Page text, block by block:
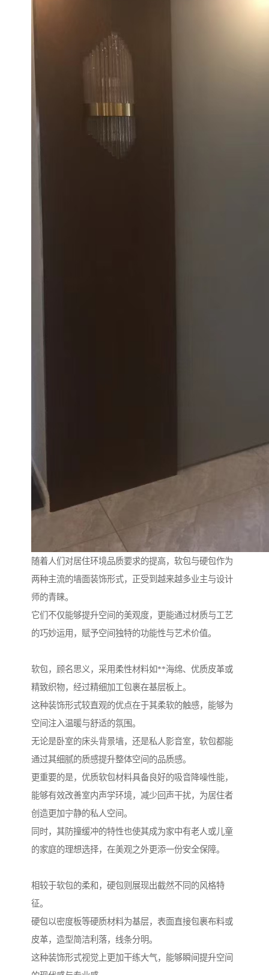
随着人们对居住环境品质要求的提高，软包与硬包作为
两种主流的墙面装饰形式，正受到越来越多业主与设计
师的青睐。
它们不仅能够提升空间的美观度，更能通过材质与工艺
的巧妙运用，赋予空间独特的功能性与艺术价值。
软包，顾名思义，采用柔性材料如**海绵、优质皮革或
精致织物，经过精细加工包裹在基层板上。
这种装饰形式较直观的优点在于其柔软的触感，能够为
空间注入温暖与舒适的氛围。
无论是卧室的床头背景墙，还是私人影音室，软包都能
通过其细腻的质感提升整体空间的品质感。
更重要的是，优质软包材料具备良好的吸音降噪性能，
能够有效改善室内声学环境，减少回声干扰，为居住者
创造更加宁静的私人空间。
同时，其防撞缓冲的特性也使其成为家中有老人或儿童
的家庭的理想选择，在美观之外更添一份安全保障。
相较于软包的柔和，硬包则展现出截然不同的风格特
征。
硬包以密度板等硬质材料为基层，表面直接包裹布料或
皮革，造型简洁利落，线条分明。
这种装饰形式视觉上更加干练大气，能够瞬间提升空间